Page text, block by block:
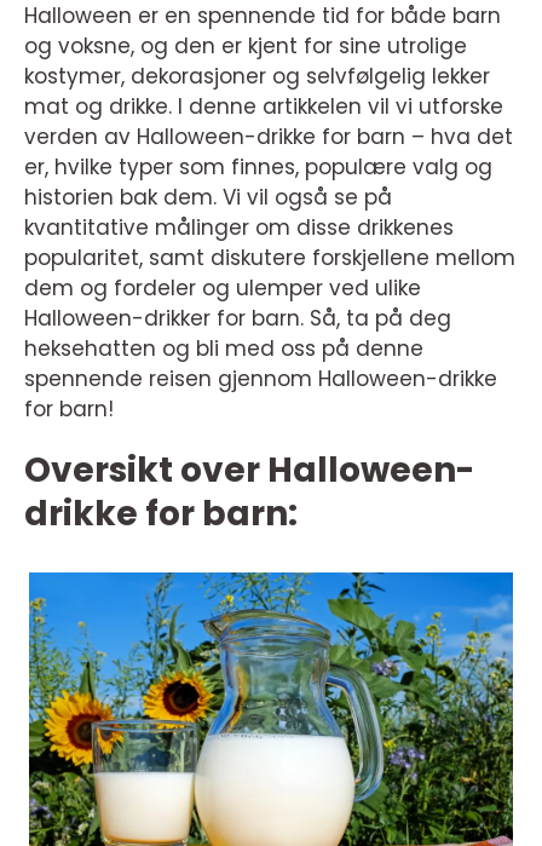
Halloween er en spennende tid for både barn
og voksne, og den er kjent for sine utrolige
kostymer, dekorasjoner og selvfølgelig lekker
mat og drikke. I denne artikkelen vil vi utforske
verden av Halloween-drikke for barn – hva det
er, hvilke typer som finnes, populære valg og
historien bak dem. Vi vil også se på
kvantitative målinger om disse drikkenes
popularitet, samt diskutere forskjellene mellom
dem og fordeler og ulemper ved ulike
Halloween-drikker for barn. Så, ta på deg
heksehatten og bli med oss på denne
spennende reisen gjennom Halloween-drikke
for barn!
Oversikt over Halloween-
drikke for barn: